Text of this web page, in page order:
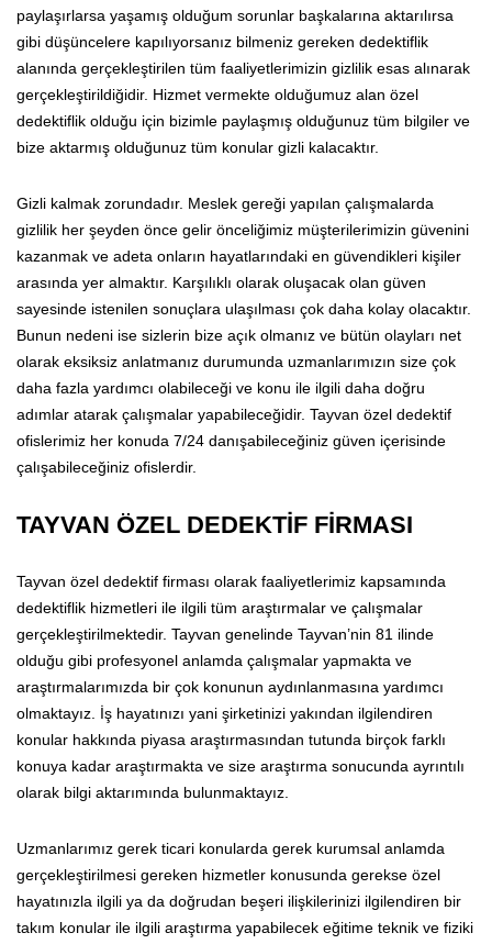
paylaşırlarsa yaşamış olduğum sorunlar başkalarına aktarılırsa
gibi düşüncelere kapılıyorsanız bilmeniz gereken dedektiflik
alanında gerçekleştirilen tüm faaliyetlerimizin gizlilik esas alınarak
gerçekleştirildiğidir. Hizmet vermekte olduğumuz alan özel
dedektiflik olduğu için bizimle paylaşmış olduğunuz tüm bilgiler ve
bize aktarmış olduğunuz tüm konular gizli kalacaktır.
Gizli kalmak zorundadır. Meslek gereği yapılan çalışmalarda
gizlilik her şeyden önce gelir önceliğimiz müşterilerimizin güvenini
kazanmak ve adeta onların hayatlarındaki en güvendikleri kişiler
arasında yer almaktır. Karşılıklı olarak oluşacak olan güven
sayesinde istenilen sonuçlara ulaşılması çok daha kolay olacaktır.
Bunun nedeni ise sizlerin bize açık olmanız ve bütün olayları net
olarak eksiksiz anlatmanız durumunda uzmanlarımızın size çok
daha fazla yardımcı olabileceği ve konu ile ilgili daha doğru
adımlar atarak çalışmalar yapabileceğidir. Tayvan özel dedektif
ofislerimiz her konuda 7/24 danışabileceğiniz güven içerisinde
çalışabileceğiniz ofislerdir.
TAYVAN ÖZEL DEDEKTİF FİRMASI
Tayvan özel dedektif firması olarak faaliyetlerimiz kapsamında
dedektiflik hizmetleri ile ilgili tüm araştırmalar ve çalışmalar
gerçekleştirilmektedir. Tayvan genelinde Tayvan’nin 81 ilinde
olduğu gibi profesyonel anlamda çalışmalar yapmakta ve
araştırmalarımızda bir çok konunun aydınlanmasına yardımcı
olmaktayız. İş hayatınızı yani şirketinizi yakından ilgilendiren
konular hakkında piyasa araştırmasından tutunda birçok farklı
konuya kadar araştırmakta ve size araştırma sonucunda ayrıntılı
olarak bilgi aktarımında bulunmaktayız.
Uzmanlarımız gerek ticari konularda gerek kurumsal anlamda
gerçekleştirilmesi gereken hizmetler konusunda gerekse özel
hayatınızla ilgili ya da doğrudan beşeri ilişkilerinizi ilgilendiren bir
takım konular ile ilgili araştırma yapabilecek eğitime teknik ve fiziki